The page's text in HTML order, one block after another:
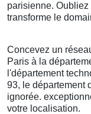
parisienne.
transforme le
Concevez un
Paris à la
l'département
93, le département
ignorée.
votre localisation.